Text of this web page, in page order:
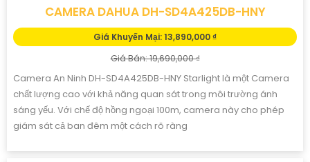
CAMERA DAHUA DH-SD4A425DB-HNY
Giá Khuyến Mại: 13,890,000 ₫
Giá Bán: 19,690,000 ₫
Camera An Ninh DH-SD4A425DB-HNY Starlight là một Camera
chất lượng cao với khả năng quan sát trong môi trường ánh
sáng yếu. Với chế độ hồng ngoại 100m, camera này cho phép
giám sát cả ban đêm một cách rõ ràng